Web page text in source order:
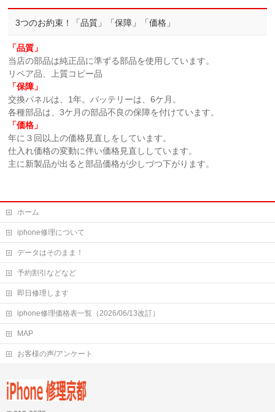
3つのお約束！「品質」「保障」「価格」
「品質」
当店の部品は純正品に準ずる部品を使用しています。
リペア品、上質コピー品
「保障」
交換パネルは、1年。バッテリーは、6ケ月。
各種部品は、3ケ月の部品不良の保障を付けています。
「価格」
年に３回以上の価格見直しをしています。
仕入れ価格の変動に伴い価格見直ししています。
主に新製品が出ると部品価格が少しづつ下がります。
ホーム
iphone修理について
データはそのまま！
予約割引などなど
即日修理します
iphone修理価格表一覧（2026/06/13改訂）
MAP
お客様の声/アンケート